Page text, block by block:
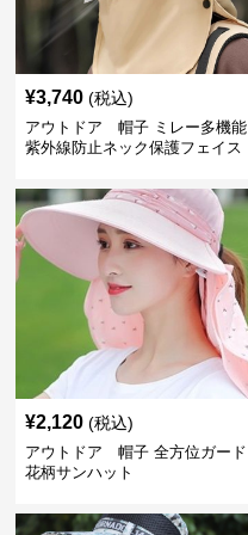
¥3,740 (税込)
アウトドア 帽子 ミレー多機能
紫外線防止ネック保護フェイス
¥2,120 (税込)
アウトドア 帽子 全方位ガード
花柄サンハット